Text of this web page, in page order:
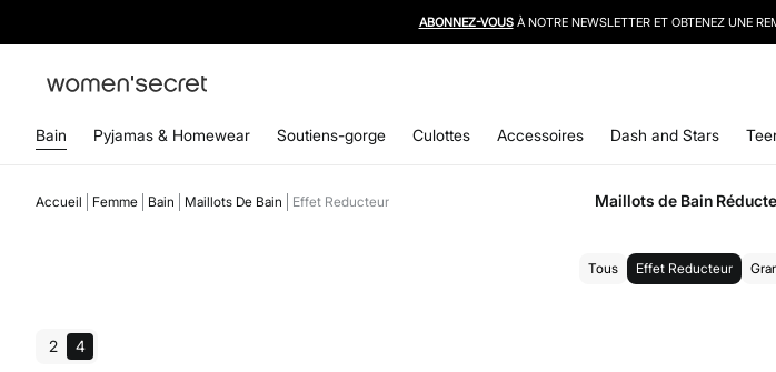
LIVRAISON GRATUITE À
Bain Pyjamas & Homewear Soutiens-gorge Culottes Accessoires Dash and Stars
Accueil Femme Bain Maillots De Bain Effet Reducteur Maillots de Bain
Tous Effet Reducteur
2 4